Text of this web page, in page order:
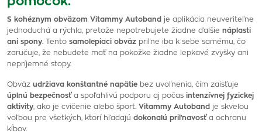
S kohéznym obväzom Vitammy Autoband je aplikácia neuveriteľne
jednoduchá a rýchla, pretože nepotrebujete žiadne ďalšie náplasti
ani spony . Tento samolepiaci obväz priľne iba k sebe samému, čo
zaručuje, že nebudete mať na pokožke žiadne lepkavé zvyšky ani
nepríjemné stopy.
Obväz udržiava konštantné napätie bez uvoľnenia, čím zaisťuje
úplnú bezpečnosťa spoľahlivú podporu aj počas intenzívnej fyzickej
aktivity , ako je cvičenie alebo šport. Vitammy Autoband je skvelou
voľbou pre všetkých, ktorí hľadajú dokonalú priľnavosťa ochranu
kĺbov.